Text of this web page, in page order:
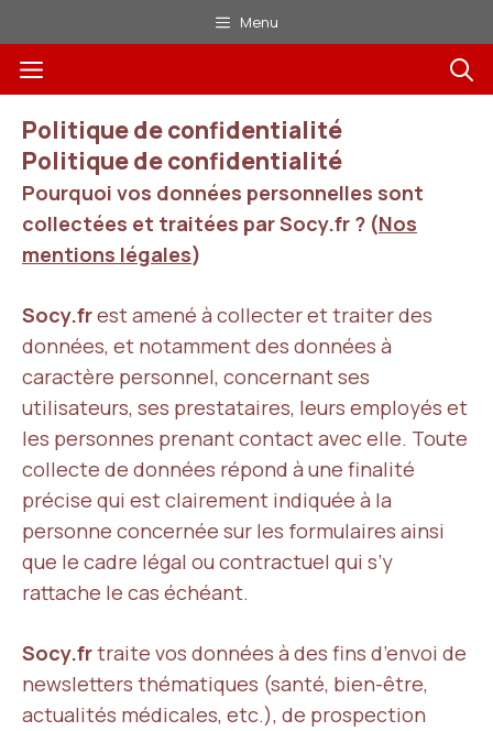
au
contenu
Menu
Menu
Politique de confidentialité
Politique de confidentialité
Pourquoi vos données personnelles sont
collectées et traitées par Socy.fr ? (Nos
mentions légales)
Socy.frest amené à collecter et traiter des
données, et notamment des données à
caractère personnel, concernant ses
utilisateurs, ses prestataires, leurs employés et
les personnes prenant contact avec elle. Toute
collecte de données répond à une finalité
précise qui est clairement indiquée à la
personne concernée sur les formulaires ainsi
que le cadre légal ou contractuel qui s’y
rattache le cas échéant.
Socy.frtraite vos données à des fins d’envoi de
newsletters thématiques (santé, bien-être,
actualités médicales, etc.), de prospection